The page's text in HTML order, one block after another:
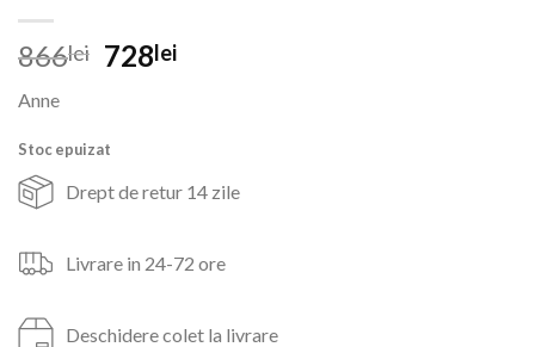
866lei Prețul
fost:
728leiPrețul
Anne
Stoc epuizat
Drept de retur 14 zile
Livrare in 24-72 ore
Deschidere colet la livrare